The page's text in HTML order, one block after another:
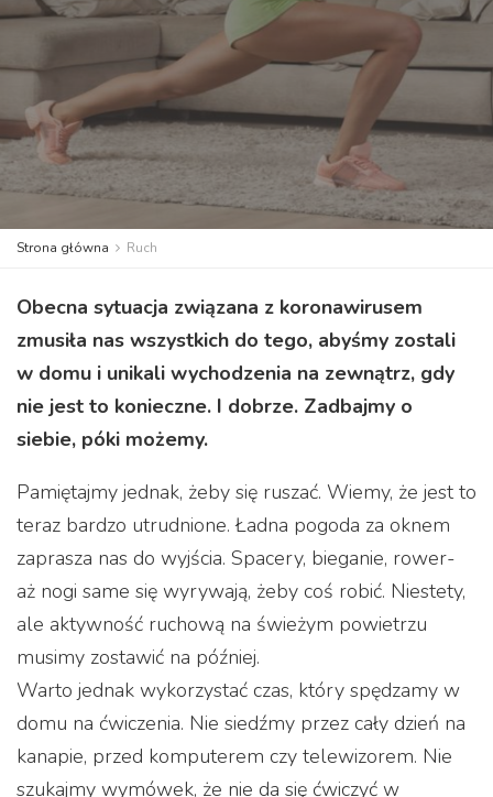
Strona główna Ruch
Obecna sytuacja związana z koronawirusem
zmusiła nas wszystkich do tego, abyśmy zostali
w domu i unikali wychodzenia na zewnątrz, gdy
nie jest to konieczne. I dobrze. Zadbajmy o
siebie, póki możemy.
Pamiętajmy jednak, żeby się ruszać. Wiemy, że jest to
teraz bardzo utrudnione. Ładna pogoda za oknem
zaprasza nas do wyjścia. Spacery, bieganie, rower-
aż nogi same się wyrywają, żeby coś robić. Niestety,
ale aktywność ruchową na świeżym powietrzu
musimy zostawić na później.
Warto jednak wykorzystać czas, który spędzamy w
domu na ćwiczenia. Nie siedźmy przez cały dzień na
kanapie, przed komputerem czy telewizorem. Nie
szukajmy wymówek, że nie da się ćwiczyć w